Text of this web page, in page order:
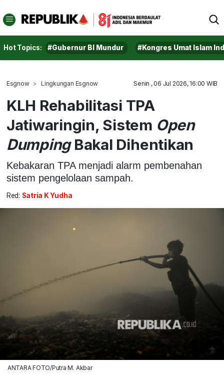
Hot Topics: #Gubernur BI Mundur #Kongres Umat Islam
Esgnow Lingkungan Esgnow Senin , 06 Jul 2026, 16:00 WIB
KLH Rehabilitasi TPA
Jatiwaringin, Sistem Open
DumpingBakal Dihentikan
Kebakaran TPA menjadi alarm pembenahan
sistem pengelolaan sampah.
Red: Satria K Yudha
ANTARA FOTO/Putra M. Akbar